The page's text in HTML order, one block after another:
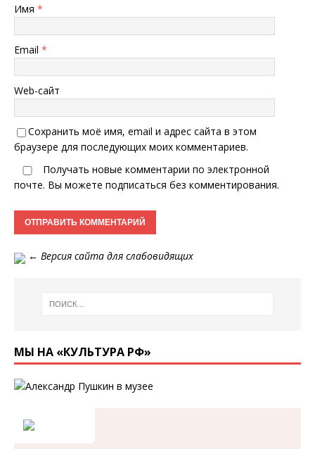
Имя *
Email *
Web-сайт
Сохранить моё имя, email и адрес сайта в этом
браузере для последующих моих комментариев.
Получать новые комментарии по электронной
почте. Вы можете подписаться без комментирования.
← Версия сайта для слабовидящих
МЫ НА «КУЛЬТУРА РФ»